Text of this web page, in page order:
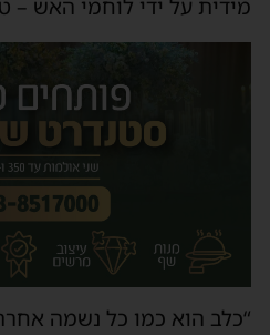
מידית על ידי לוחמי האש –
“כלב הוא כמו כל נשמה